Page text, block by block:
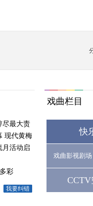
尽最大责
现代黄梅
月活动启
彩
我要纠错
戏曲栏目
快
戏曲影视剧场